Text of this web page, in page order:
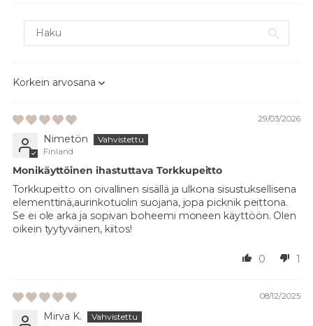
Sort by
29/03/2026
Nimetön
Finland
Monikäyttöinen ihastuttava Torkkupeitto
Torkkupeitto on oivallinen sisällä ja ulkona sisustuksellisena
elementtinä,aurinkotuolin suojana, jopa picknik peittona.
Se ei ole arka ja sopivan boheemi moneen käyttöön. Olen
oikein tyytyväinen, kiitos!
0 1
08/12/2025
Mirva K.